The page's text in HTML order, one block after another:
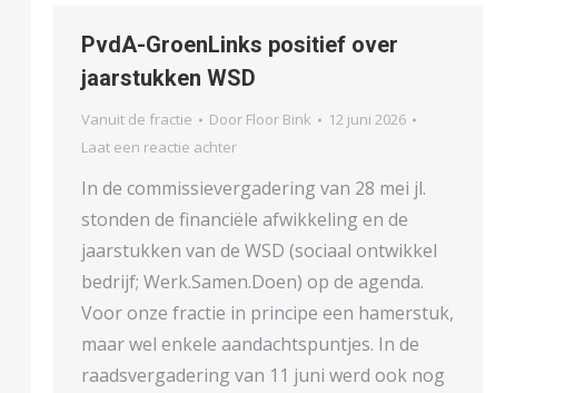
PvdA-GroenLinks positief over
jaarstukken WSD
Vanuit de fractie Door Floor Bink
12 juni 2026
Laat een reactie achter
In de commissievergadering van 28 mei jl.
stonden de financiële afwikkeling en de
jaarstukken van de WSD (sociaal ontwikkel
bedrijf; Werk.Samen.Doen) op de agenda.
Voor onze fractie in principe een hamerstuk,
maar wel enkele aandachtspuntjes. In de
raadsvergadering van 11 juni werd ook nog